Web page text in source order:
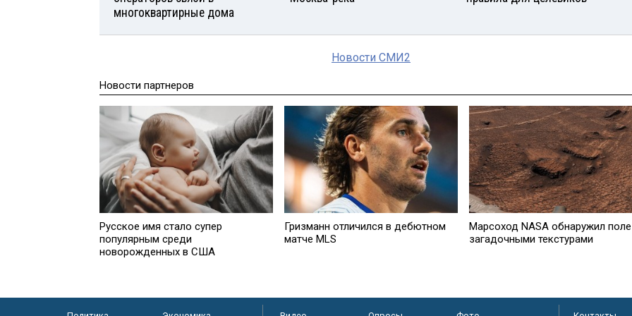
многоквартирные дома
Новости СМИ2
Новости партнеров
Русское имя стало супер
популярным среди
новорожденных в США
Гризманн отличился в дебютном
матче MLS
Марсоход NASA обнаружил
загадочными текстурами